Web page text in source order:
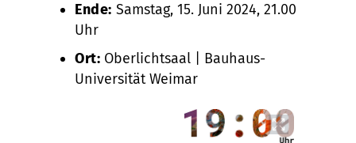
Ende: Samstag, 15. Juni 2024, 21.00
Uhr
Ort: Oberlichtsaal | Bauhaus-
Universität Weimar